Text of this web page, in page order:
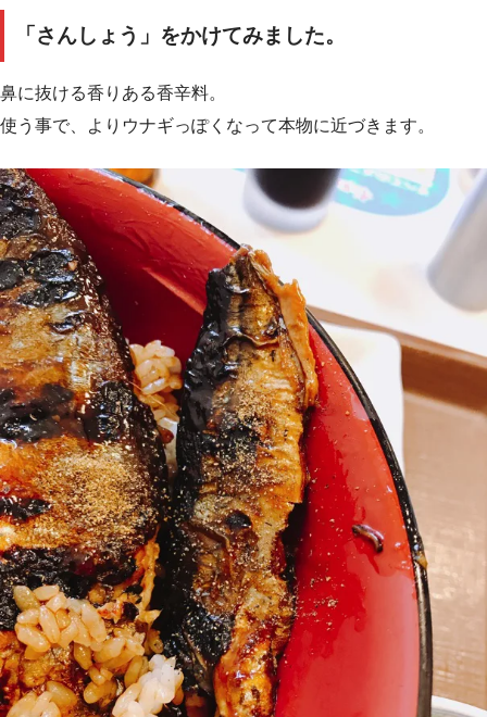
「さんしょう」をかけてみました。
鼻に抜ける香りある香辛料。
使う事で、よりウナギっぽくなって本物に近づきます。